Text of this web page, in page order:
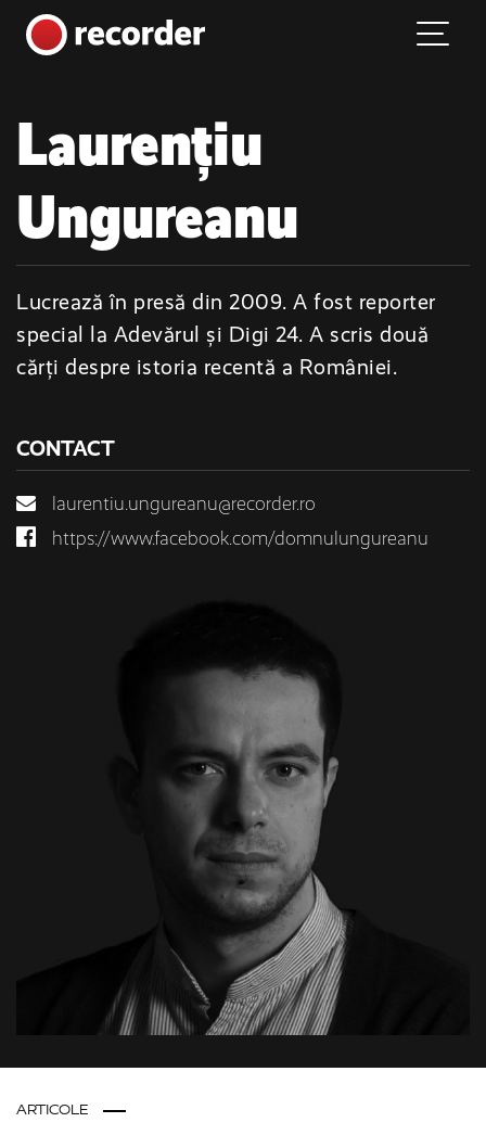
Skip to content
Main Navigation
Laurențiu
Ungureanu
Lucrează în presă din 2009. A fost reporter
special la Adevărul și Digi 24. A scris două
cărți despre istoria recentă a României.
CONTACT
laurentiu.ungureanu@recorder.ro
https://www.facebook.com/domnulungureanu
ARTICOLE